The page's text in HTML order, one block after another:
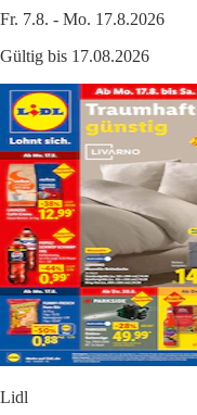
Fr. 7.8. - Mo. 17.8.2026
Gültig bis 17.08.2026
Lidl